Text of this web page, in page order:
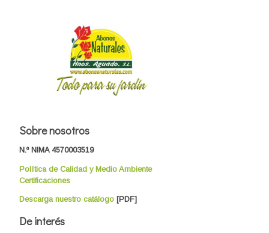
Sobre nosotros
N.º NIMA 4570003519
Política de Calidad y Medio Ambiente
Certificaciones
Descarga nuestro catálogo [PDF]
De interés